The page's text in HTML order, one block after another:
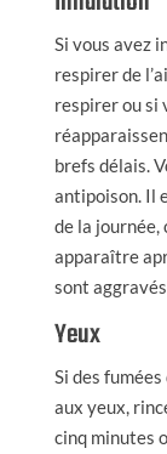
Si vous avez
respirer de
respirer ou si
brefs délais.
antipoison. Il
de la
apparaître
sont
Yeux
Si des
aux yeux,
cinq minutes